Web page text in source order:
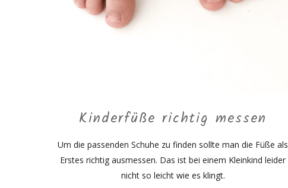
Kinderfüße richtig messen
Um die passenden Schuhe zu finden sollte man die Füße als
Erstes richtig ausmessen. Das ist bei einem Kleinkind leider
nicht so leicht wie es klingt.